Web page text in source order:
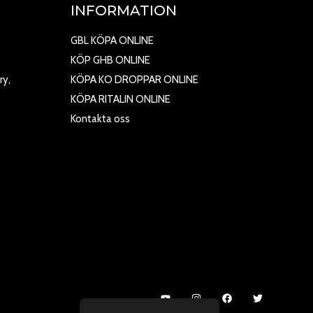
INFORMATION
GBL KÖPA ONLINE
KÖP GHB ONLINE
KÖPA KO DROPPAR ONLINE
KÖPA RITALIN ONLINE
Kontakta oss